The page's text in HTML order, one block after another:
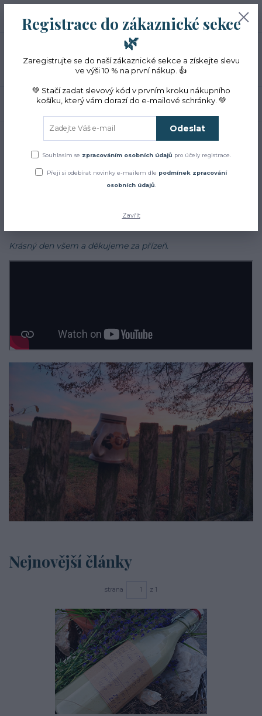
Menu
CZK
Hledat
(Po-Pá, 10-16 hod.)
0ks
0 Kč
Úvod
Blog
Zajímá Vás jak to u nás chodí?
Krásný den všem a děkujeme za přízeň.
Nejnovější články
strana z 1
Registrace do zákaznické sekce
🌿
Zaregistrujte se do naší zákaznické sekce a získejte slevu
ve výši 10 % na první nákup. 👍
💚 Stačí zadat slevový kód v prvním kroku nákupního
košíku, který vám dorazí do e-mailové schránky. 💚
Odeslat
Souhlasím se zpracováním osobních údajů pro účely registrace.
Přeji si odebírat novinky e-mailem dle podmínek zpracování
osobních údajů
Zavřít